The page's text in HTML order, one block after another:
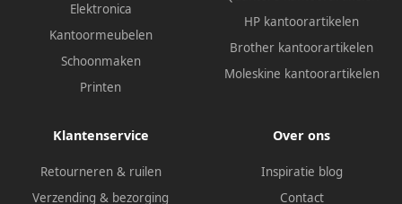
Elektronica
Kantoormeubelen
Schoonmaken
Printen
HP kantoorartikelen
Brother kantoorartikelen
Moleskine kantoorartikelen
Klantenservice
Retourneren & ruilen
Verzending & bezorging
Over ons
Inspiratie blog
Contact